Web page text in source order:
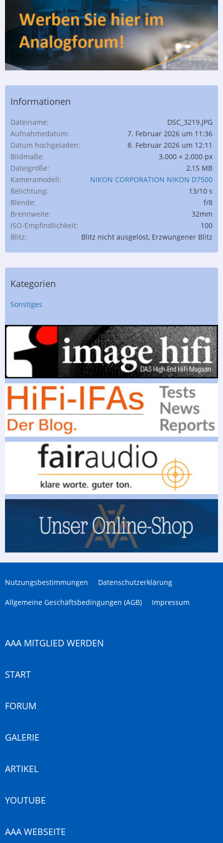
Informationen
Dateiname
DSC_3219.JPG
Aufnahmedatum
7. Februar 2026 um 11:36
Datum hochgeladen
8. Februar 2026 um 12:11
Bildmaße
3.000 × 2.000 px
Dateigröße
2,15 MB
Kameramodell
NIKON CORPORATION NIKON D7500
Belichtung
13/10 s
Blende
f/8
Brennweite
32mm
ISO-Empfindlichkeit
100
Blitz
Blitz nicht ausgelöst, Erzwungener Blitz
Kategorien
Sonstiges
Nutzungsbestimmungen Datenschutzerklärung
Allgemeine Geschäftsbedingungen (AGB) Impressum
AAA MITGLIED WERDEN
START
FORUM
GALERIE
ARTIKEL
YOUTUBE
AAA WEBSEITE